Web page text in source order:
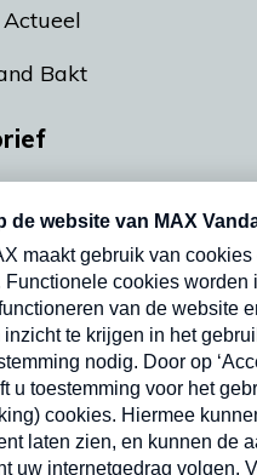
Bakt
Elke vrijdag- en